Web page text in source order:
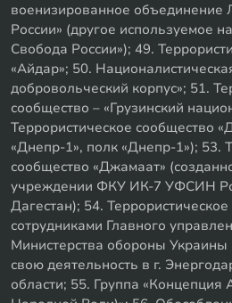
военизированное объединение
России» (другое используемое
Свобода России»); 49.
«Айдар»; 50.
добровольческий корпус»; 51.
сообщество – «Грузинский
Террористическое сообщество
«Днепр-1», полк «Днепр-1»); 53.
сообщество «Джамаат»
учреждении ФКУ ИК-7 УФСИН
Дагестан); 54.
сотрудниками Главного
Министерства обороны
свою деятельность в г.
области; 55. Группа